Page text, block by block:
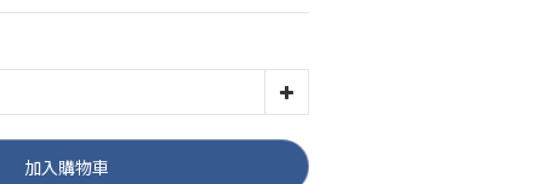
加入購物車